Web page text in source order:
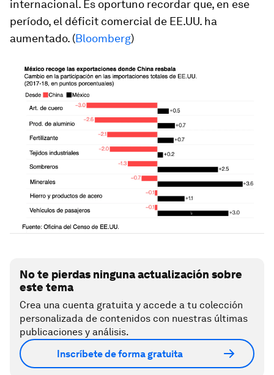
internacional. Es oportuno recordar que, en ese
período, el déficit comercial de EE.UU. ha
aumentado. (Bloomberg)
No te pierdas ninguna actualización sobre
este tema
Crea una cuenta gratuita y accede a tu colección
personalizada de contenidos con nuestras últimas
publicaciones y análisis.
Inscríbete de forma gratuita